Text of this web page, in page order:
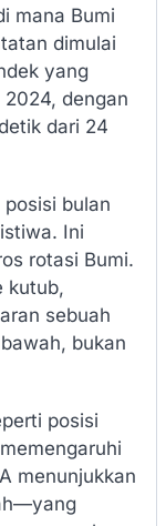
mana Bumi
dimulai
yang
dengan
dari 24
bulan
Ini
rotasi Bumi.
kutub,
sebuah
bukan
posisi
menunjukkan